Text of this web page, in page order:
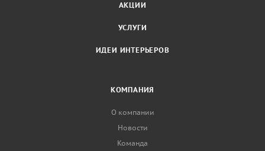
АКЦИИ
УСЛУГИ
ИДЕИ ИНТЕРЬЕРОВ
КОМПАНИЯ
О компании
Новости
Команда